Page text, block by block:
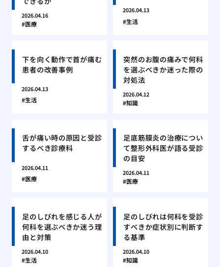
2026.04.16
医療
2026.04.13
生活
下を向く動作で首が痛む
患者の改善事例
2026.04.13
生活
突然のお腹の痛みで何科
を選ぶべきか迷った際の
対処法
2026.04.12
知識
舌が痛い時の原因と受診
するべき診療科
2026.04.11
医療
足底筋膜炎の治療につい
て整形外科医が語る受診
の目安
2026.04.11
医療
足のしびれを感じる人が
何科を選ぶべきか迷う理
由と対策
2026.04.10
生活
足のしびれは何科を受診
すべきか症状別に判断す
る基準
2026.04.10
知識